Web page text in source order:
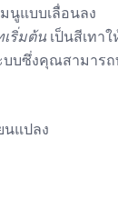
นูแบบเลื่อนลง
เริ่มต้น เป็นสีเทา
บบซึ่งคุณสามาร
นแปลง